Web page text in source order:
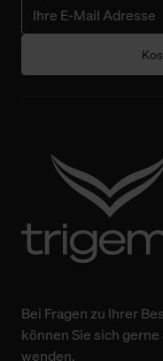
Bei Fragen zu Ihrer
können Sie sich
wenden.